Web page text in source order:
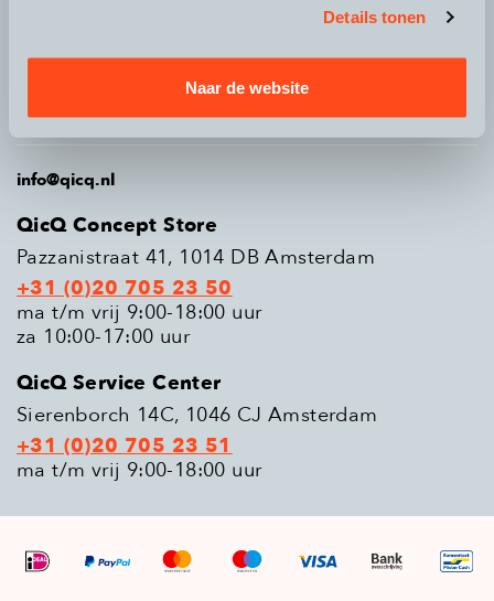
Details tonen
Naar de website
Productgroepen
Populaire modellen
info@qicq.nl
QicQ Concept Store
Pazzanistraat 41, 1014 DB Amsterdam
+31 (0)20 705 23 50
ma t/m vrij 9:00-18:00 uur
za 10:00-17:00 uur
QicQ Service Center
Sierenborch 14C, 1046 CJ Amsterdam
+31 (0)20 705 23 51
ma t/m vrij 9:00-18:00 uur